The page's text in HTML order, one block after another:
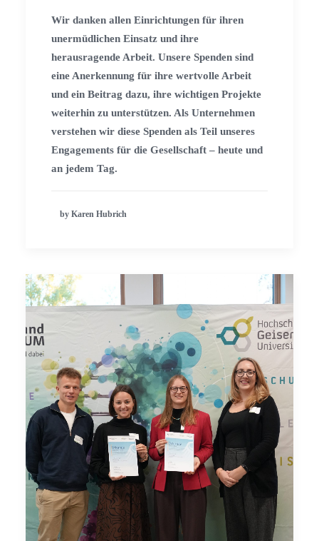
Wir danken allen Einrichtungen für ihren
unermüdlichen Einsatz und ihre
herausragende Arbeit. Unsere Spenden sind
eine Anerkennung für ihre wertvolle Arbeit
und ein Beitrag dazu, ihre wichtigen Projekte
weiterhin zu unterstützen. Als Unternehmen
verstehen wir diese Spenden als Teil unseres
Engagements für die Gesellschaft – heute und
an jedem Tag.
by Karen Hubrich